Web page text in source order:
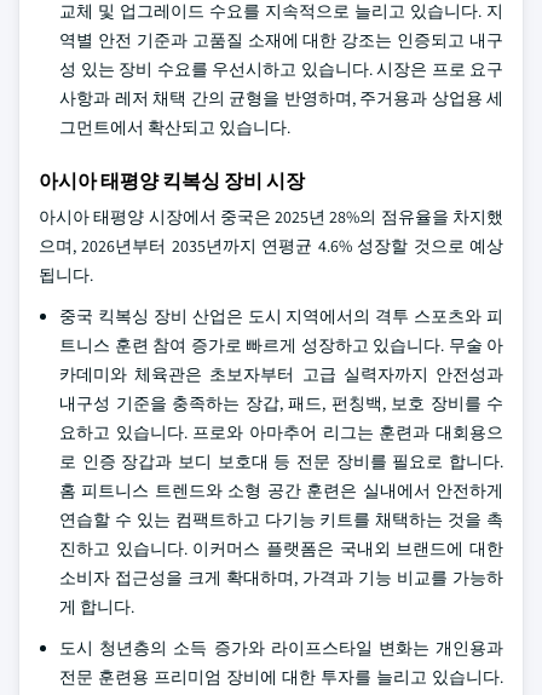
교체 및 업그레이드 수요를 지속적으로 늘리고 있습니다. 지
역별 안전 기준과 고품질 소재에 대한 강조는 인증되고 내구
성 있는 장비 수요를 우선시하고 있습니다. 시장은 프로 요구
사항과 레저 채택 간의 균형을 반영하며, 주거용과 상업용 세
그먼트에서 확산되고 있습니다.
아시아 태평양 킥복싱 장비 시장
아시아 태평양 시장에서 중국은 2025년 28%의 점유율을 차지했
으며, 2026년부터 2035년까지 연평균 4.6% 성장할 것으로 예상
됩니다.
중국 킥복싱 장비 산업은 도시 지역에서의 격투 스포츠와 피
트니스 훈련 참여 증가로 빠르게 성장하고 있습니다. 무술 아
카데미와 체육관은 초보자부터 고급 실력자까지 안전성과
내구성 기준을 충족하는 장갑, 패드, 펀칭백, 보호 장비를 수
요하고 있습니다. 프로와 아마추어 리그는 훈련과 대회용으
로 인증 장갑과 보디 보호대 등 전문 장비를 필요로 합니다.
홈 피트니스 트렌드와 소형 공간 훈련은 실내에서 안전하게
연습할 수 있는 컴팩트하고 다기능 키트를 채택하는 것을 촉
진하고 있습니다. 이커머스 플랫폼은 국내외 브랜드에 대한
소비자 접근성을 크게 확대하며, 가격과 기능 비교를 가능하
게 합니다.
도시 청년층의 소득 증가와 라이프스타일 변화는 개인용과
전문 훈련용 프리미엄 장비에 대한 투자를 늘리고 있습니다.